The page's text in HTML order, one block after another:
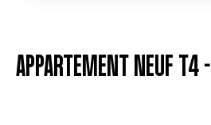
APPARTEMENT NEUF T4 -